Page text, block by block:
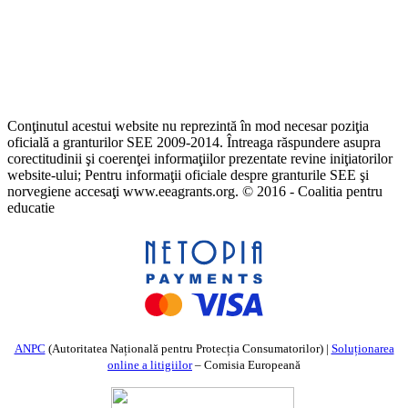
Conţinutul acestui website nu reprezintă în mod necesar poziţia
oficială a granturilor SEE 2009-2014. Întreaga răspundere asupra
corectitudinii şi coerenţei informaţiilor prezentate revine iniţiatorilor
website-ului; Pentru informaţii oficiale despre granturile SEE şi
norvegiene accesaţi www.eeagrants.org. © 2016 - Coalitia pentru
educatie
ANPC (Autoritatea Națională pentru Protecția Consumatorilor) | Soluționarea
online a litigiilor– Comisia Europeană